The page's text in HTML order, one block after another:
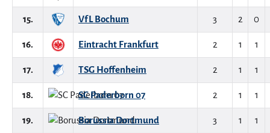
15. VfL Bochum 3 2 0
16. Eintracht Frankfurt 2 1 1
17. TSG Hoffenheim 2 1 1
18. SC Paderborn 07 2 1 1
19. Borussia Dortmund 3 1 1